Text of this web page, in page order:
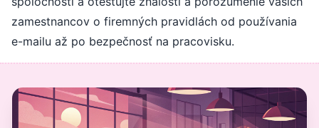
zamestnancov o firemných pravidlách od používania
e-mailu až po bezpečnosť na pracovisku.